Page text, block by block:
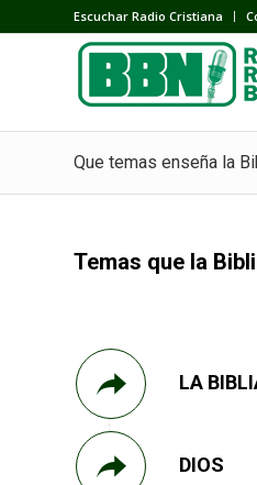
Escuchar Radio Cristiana
Que temas enseña la
Temas que la
LA
DIOS